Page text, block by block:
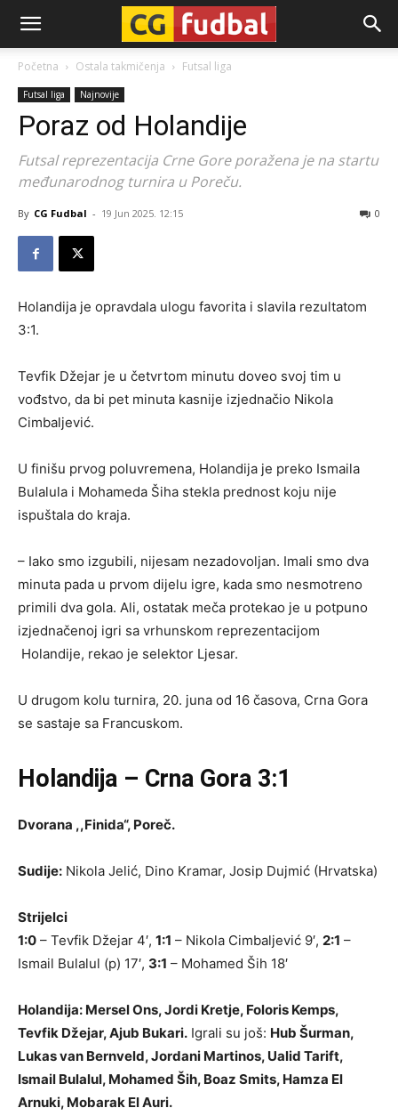
CG-
Fudbal
Početna Ostala takmičenja Futsal liga
Futsal liga Najnovije
Poraz od Holandije
Futsal reprezentacija Crne Gore poražena je na startu
međunarodnog turnira u Poreču.
By CG Fudbal - 19 Jun 2025. 12:15 0
Holandija je opravdala ulogu favorita i slavila rezultatom
3:1.
Tevfik Džejar je u četvrtom minutu doveo svoj tim u
vođstvo, da bi pet minuta kasnije izjednačio Nikola
Cimbaljević.
U finišu prvog poluvremena, Holandija je preko Ismaila
Bulalula i Mohameda Šiha stekla prednost koju nije
ispuštala do kraja.
– Iako smo izgubili, nijesam nezadovoljan. Imali smo dva
minuta pada u prvom dijelu igre, kada smo nesmotreno
primili dva gola. Ali, ostatak meča protekao je u potpuno
izjednačenoj igri sa vrhunskom reprezentacijom
Holandije, rekao je selektor Ljesar.
U drugom kolu turnira, 20. juna od 16 časova, Crna Gora
se sastaje sa Francuskom.
Holandija – Crna Gora 3:1
Dvorana ,,Finida“, Poreč.
Sudije: Nikola Jelić, Dino Kramar, Josip Dujmić (Hrvatska)
Strijelci
1:0 – Tevfik Džejar 4′, 1:1 – Nikola Cimbaljević 9′, 2:1 –
Ismail Bulalul (p) 17′, 3:1 – Mohamed Ših 18′
Holandija: Mersel Ons, Jordi Kretje, Foloris Kemps,
Tevfik Džejar, Ajub Bukari. Igrali su još: Hub Šurman,
Lukas van Bernveld, Jordani Martinos, Ualid Tarift,
Ismail Bulalul, Mohamed Ših, Boaz Smits, Hamza El
Arnuki, Mobarak El Auri.